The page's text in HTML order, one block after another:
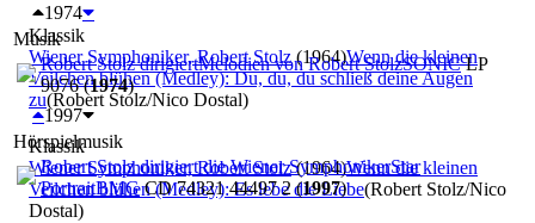
Klassik
Wiener Symphoniker, Robert Stolz(1964)Wenn die kleinen
Veilchen blühen (Medley): Du, du, du schließ deine Augen
zu(Robert Stolz/Nico Dostal)
Klassik
Wiener Symphoniker, Robert Stolz(1964)Wenn die kleinen
Veilchen blühen (Medley): Es lebe die Liebe(Robert Stolz/Nico
Dostal)
1974
Musik
Robert Stolz dirigiertMelodien von Robert StolzSONICLP
9076 (1974)
1997
Hörspielmusik
Robert Stolz dirigiert die Wiener SymphonikerStar
PortraitBMGCD 74321 44497 2 (1997)